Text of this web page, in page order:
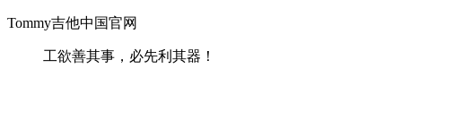
Tommy吉他中国官网
工欲善其事，必先利其器！